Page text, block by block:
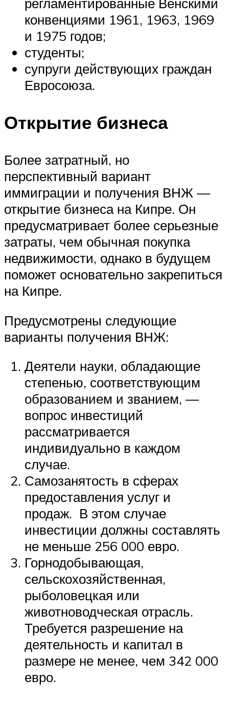
конвенциями 1961, 1963, 1969
и 1975 годов;
студенты;
супруги действующих граждан
Евросоюза.
Открытие бизнеса
Более затратный, но
перспективный вариант
иммиграции и получения ВНЖ —
открытие бизнеса на Кипре. Он
предусматривает более серьезные
затраты, чем обычная покупка
недвижимости, однако в будущем
поможет основательно закрепиться
на Кипре.
Предусмотрены следующие
варианты получения ВНЖ:
Деятели науки, обладающие
степенью, соответствующим
образованием и званием, —
вопрос инвестиций
рассматривается
индивидуально в каждом
случае.
Самозанятость в сферах
предоставления услуг и
продаж. В этом случае
инвестиции должны составлять
не меньше 256 000 евро.
Горнодобывающая,
сельскохозяйственная,
рыболовецкая или
животноводческая отрасль.
Требуется разрешение на
деятельность и капитал в
размере не менее, чем 342 000
евро.